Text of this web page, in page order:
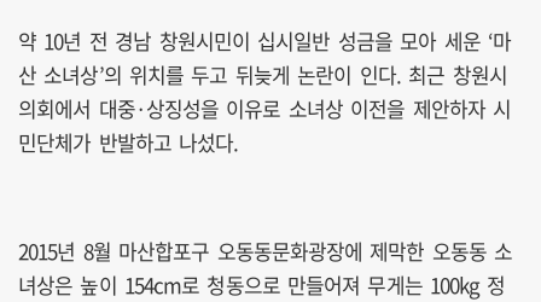
약 10년 전 경남 창원시민이 십시일반 성금을 모아 세운 ‘마
산 소녀상’의 위치를 두고 뒤늦게 논란이 인다. 최근 창원시
의회에서 대중·상징성을 이유로 소녀상 이전을 제안하자 시
민단체가 반발하고 나섰다.
2015년 8월 마산합포구 오동동문화광장에 제막한 오동동 소
녀상은 높이 154cm로 청동으로 만들어져 무게는 100kg 정